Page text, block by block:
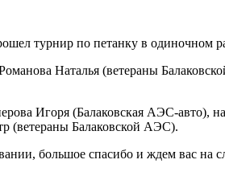
турнир по петанку в одиночном
Наталья (ветераны
Игоря (Балаковская АЭС-авто),
(ветераны Балаковской АЭС).
большое спасибо и ждем вас на